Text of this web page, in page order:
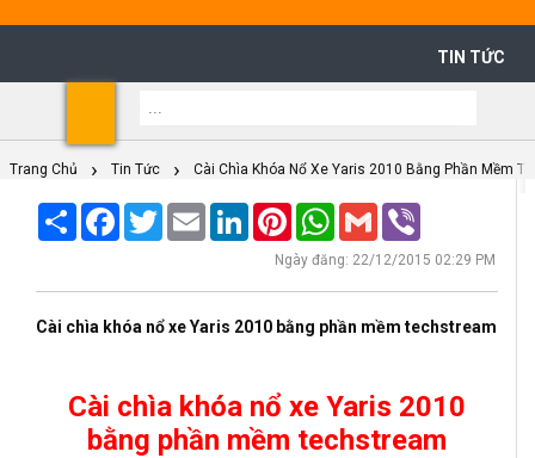
TIN TỨC
Trang Chủ Tin Tức Cài Chìa Khóa Nổ Xe Yaris 2010 Bằng Phần Mềm
Share Facebook
TwitterEmail LinkedInPinterestWhatsApp
Gmail
Ngày đăng: 22/12/2015 02:29 PM
Cài chìa khóa nổ xe Yaris 2010 bằng phần mềm techstream
Cài chìa khóa nổ xe Yaris 2010
bằng phần mềm techstream